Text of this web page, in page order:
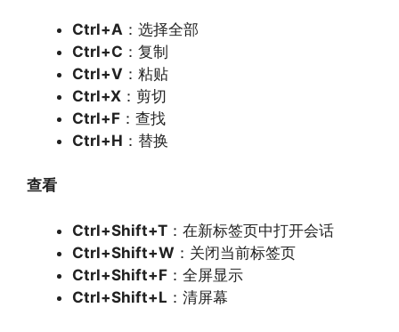
Ctrl+A ：选择全部
Ctrl+C ：复制
Ctrl+V ：粘贴
Ctrl+X ：剪切
Ctrl+F ：查找
Ctrl+H ：替换
查看
Ctrl+Shift+T ：在新标签页中打开会话
Ctrl+Shift+W ：关闭当前标签页
Ctrl+Shift+F ：全屏显示
Ctrl+Shift+L ：清屏幕